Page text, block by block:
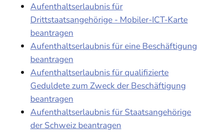
Aufenthaltserlaubnis für
Drittstaatsangehörige - Mobiler-ICT-Karte
beantragen
Aufenthaltserlaubnis für eine Beschäftigung
beantragen
Aufenthaltserlaubnis für qualifizierte
Geduldete zum Zweck der Beschäftigung
beantragen
Aufenthaltserlaubnis für Staatsangehörige
der Schweiz beantragen